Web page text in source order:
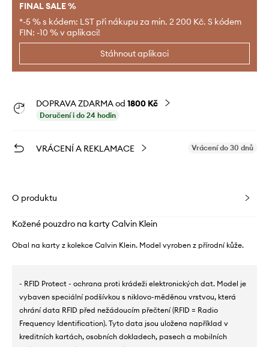
FINAL SALE %
*-5 % s kódem: LST při nákupu za min. 2 200 Kč. S kódem
FIN: -10 % v aplikaci!
Stáhnout aplikaci
DOPRAVA ZDARMA od 1800 Kč
Doručení i do 24 hodin
VRÁCENÍ A REKLAMACE Vrácení do 30 dnů
O produktu
Kožené pouzdro na karty Calvin Klein
Obal na karty z kolekce Calvin Klein. Model vyroben z přírodní kůže.
- RFID Protect - ochrana proti krádeži elektronických dat. Model je
vybaven speciální podšívkou s niklovo-měděnou vrstvou, která
chrání data RFID před nežádoucím přečtení (RFID = Radio
Frequency Identification). Tyto data jsou uložena například v
kreditních kartách, osobních dokladech, pasech a mobilních